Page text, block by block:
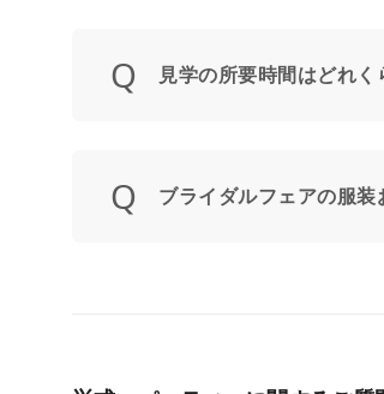
見学の所要時間はどれく
ブライダルフェアの服装